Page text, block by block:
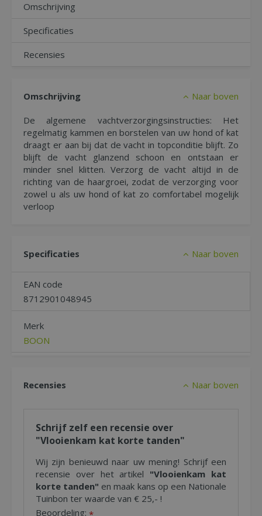
Omschrijving
Specificaties
Recensies
Omschrijving Naar boven
De algemene vachtverzorgingsinstructies: Het
regelmatig kammen en borstelen van uw hond of kat
draagt er aan bij dat de vacht in topconditie blijft. Zo
blijft de vacht glanzend schoon en ontstaan er
minder snel klitten. Verzorg de vacht altijd in de
richting van de haargroei, zodat de verzorging voor
zowel u als uw hond of kat zo comfortabel mogelijk
verloop
Specificaties Naar boven
EAN code
8712901048945
Merk
BOON
Recensies Naar boven
Schrijf zelf een recensie over
"Vlooienkam kat korte tanden"
Wij zijn benieuwd naar uw mening! Schrijf een
recensie over het artikel "Vlooienkam kat
korte tanden" en maak kans op een Nationale
Tuinbon ter waarde van € 25,- !
Beoordeling: